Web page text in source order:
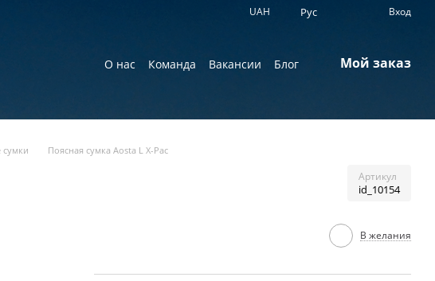
UAH Рус Вход
О нас Команда Вакансии Блог Мой заказ
сумки Поясная сумка Aosta L X-Pac
Артикул
id_10154
В желания